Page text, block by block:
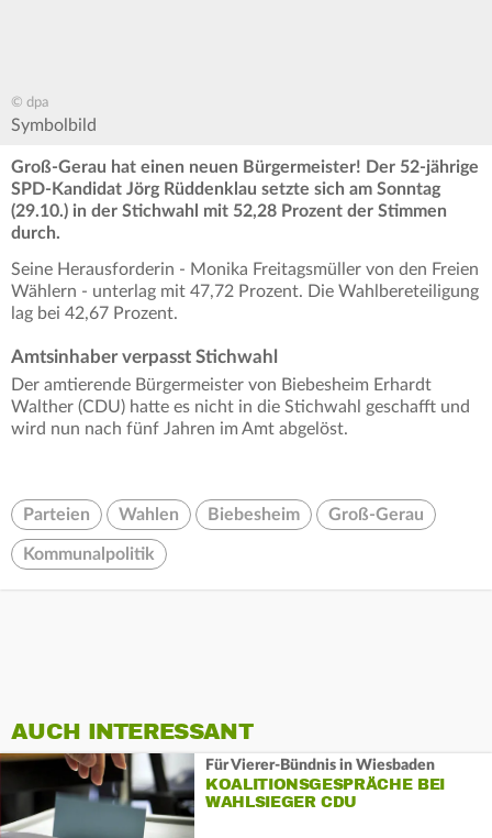
© dpa
Symbolbild
Groß-Gerau hat einen neuen Bürgermeister! Der 52-jährige
SPD-Kandidat Jörg Rüddenklau setzte sich am Sonntag
(29.10.) in der Stichwahl mit 52,28 Prozent der Stimmen
durch.
Seine Herausforderin - Monika Freitagsmüller von den Freien
Wählern - unterlag mit 47,72 Prozent. Die Wahlbereteiligung
lag bei 42,67 Prozent.
Amtsinhaber verpasst Stichwahl
Der amtierende Bürgermeister von Biebesheim Erhardt
Walther (CDU) hatte es nicht in die Stichwahl geschafft und
wird nun nach fünf Jahren im Amt abgelöst.
Parteien Wahlen Biebesheim Groß-Gerau
Kommunalpolitik
AUCH INTERESSANT
Für Vierer-Bündnis in Wiesbaden
KOALITIONSGESPRÄCHE BEI
WAHLSIEGER CDU